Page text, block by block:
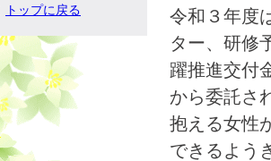
トップに戻る
令和３年度
ター、研修
躍推進交付
から委託さ
抱える女性
できるよう